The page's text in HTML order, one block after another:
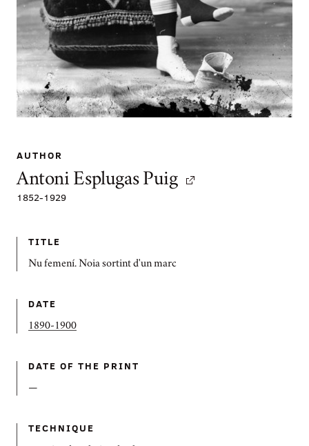
AUTHOR
Antoni Esplugas Puig
1852-1929
TITLE
Nu femení. Noia sortint d'un marc
DATE
1890-1900
DATE OF THE PRINT
—
TECHNIQUE